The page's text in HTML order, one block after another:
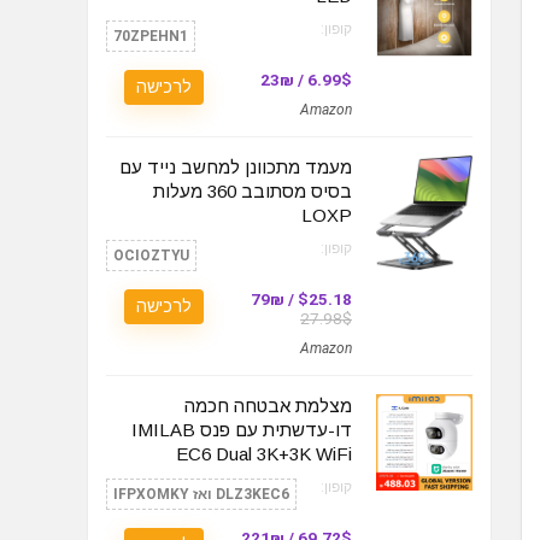
קופון: 70ZPEHN1
6.99$ / 23₪
Amazon
לרכישה
מעמד מתכוונן למחשב נייד עם
בסיס מסתובב 360 מעלות
LOXP
קופון: OCIOZTYU
$25.18 / 79₪
27.98$
Amazon
לרכישה
מצלמת אבטחה חכמה
דו-עדשתית עם פנס IMILAB
EC6 Dual 3K+3K WiFi
קופון: DLZ3KEC6 ואז IFPXOMKY